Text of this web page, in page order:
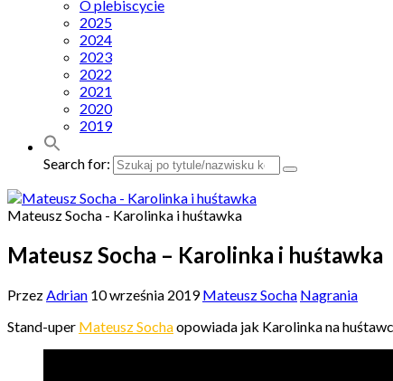
O plebiscycie
2025
2024
2023
2022
2021
2020
2019
Search for:
Mateusz Socha - Karolinka i huśtawka
Mateusz Socha – Karolinka i huśtawka
PrzezAdrian 10 września 2019 Mateusz Socha Nagrania
Stand-uper Mateusz Sochaopowiada jak Karolinka na